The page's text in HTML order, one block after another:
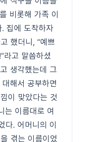
비롯해 가족 이
. 집에 도착하자
했더니, “예쁘
라고 말씀하셨
생각했는데 그
해서 공부하면
이 맞았다는 것
는 이름대로 여
다. 어머니의 이
겪는 이름이었